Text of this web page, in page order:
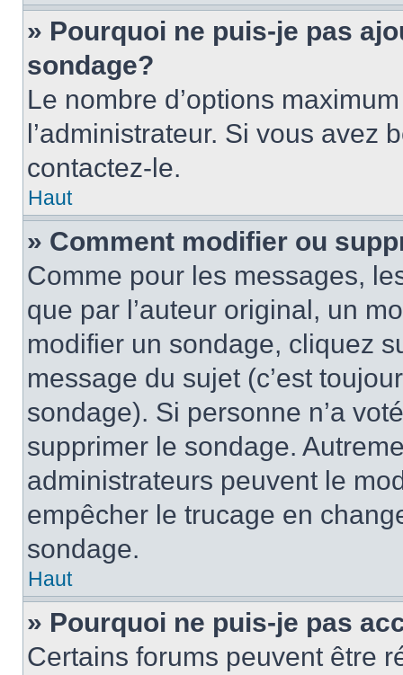
» Pourquoi ne puis-je pas
sondage?
Le nombre d’options
l’administrateur. Si vous avez
contactez-le.
Haut
» Comment modifier ou
Comme pour les messages,
que par l’auteur original, un
modifier un sondage, cliquez
message du sujet (c’est
sondage). Si personne n’a
supprimer le sondage.
administrateurs peuvent le
empêcher le trucage en
sondage.
Haut
» Pourquoi ne puis-je pas
Certains forums peuvent être